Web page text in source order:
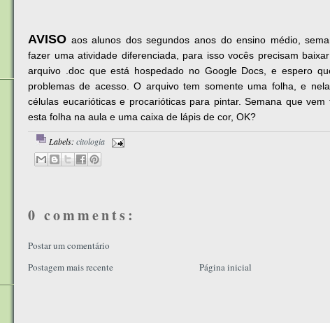
AVISO aos alunos dos segundos anos do ensino médio,
fazer uma atividade diferenciada, para isso vocês precisam
arquivo .doc que está hospedado no Google Docs, e espero
problemas de acesso. O arquivo tem somente uma folha, e
células eucarióticas e procarióticas para pintar. Semana que
esta folha na aula e uma caixa de lápis de cor, OK?
Labels: citologia
0 comments:
Postar um comentário
Postagem mais recente
Página inicial